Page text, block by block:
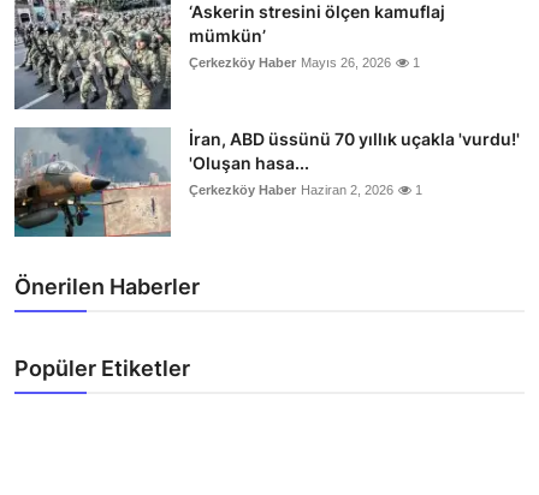
‘Askerin stresini ölçen kamuflaj
mümkün’
Çerkezköy Haber Mayıs 26, 2026 1
İran, ABD üssünü 70 yıllık uçakla 'vurdu!'
'Oluşan hasa...
Çerkezköy Haber Haziran 2, 2026 1
Önerilen Haberler
Popüler Etiketler